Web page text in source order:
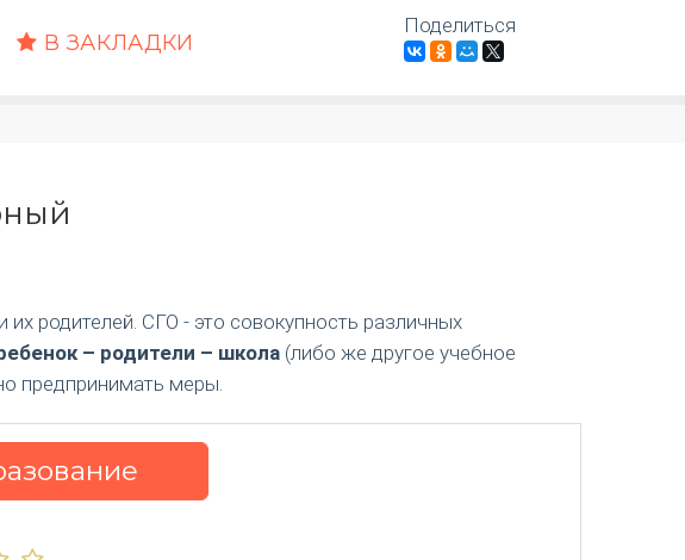
В ЗАКЛАДКИ
Поделиться
родителей. СГО - это совокупность различных
– родители – школа (либо же другое учебное
предпринимать меры.